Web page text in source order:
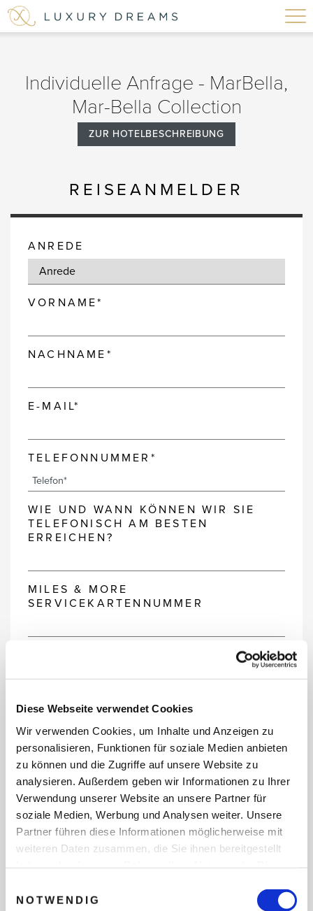
Diese Webseite verwendet Cookies
Wir verwenden Cookies, um Inhalte und Anzeigen zu
personalisieren, Funktionen für soziale Medien anbieten
zu können und die Zugriffe auf unsere Website zu
analysieren. Außerdem geben wir Informationen zu Ihrer
Verwendung unserer Website an unsere Partner für
soziale Medien, Werbung und Analysen weiter. Unsere
Partner führen diese Informationen möglicherweise mit
weiteren Daten zusammen, die Sie ihnen bereitgestellt
NOTWENDIG
Individuelle Anfrage - MarBella,
Mar-Bella Collection
ZUR HOTELBESCHREIBUNG
REISEANMELDER
ANREDE
VORNAME*
NACHNAME*
E-MAIL*
TELEFONNUMMER*
WIE UND WANN KÖNNEN WIR SIE
TELEFONISCH AM BESTEN
ERREICHEN?
MILES & MORE
SERVICEKARTENNUMMER
REISEZEITRAUM
ANZAHL ERWACHSENE